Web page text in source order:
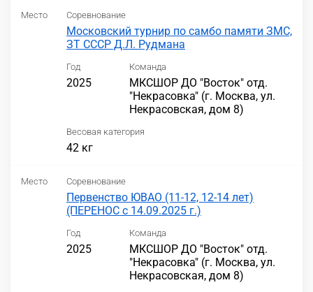
Место Соревнование
Московский турнир по самбо памяти ЗМС,
ЗТ СССР Д.Л. Рудмана
Год
2025
Команда
МКСШОР ДО "Восток" отд.
"Некрасовка" (г. Москва, ул.
Некрасовская, дом 8)
Весовая категория
42 кг
Место Соревнование
Первенство ЮВАО (11-12, 12-14 лет)
(ПЕРЕНОС с 14.09.2025 г.)
Год
2025
Команда
МКСШОР ДО "Восток" отд.
"Некрасовка" (г. Москва, ул.
Некрасовская, дом 8)